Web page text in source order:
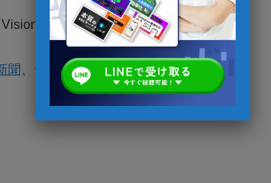
」を独自開発
聞 、テレビなど多数のメディアに掲載